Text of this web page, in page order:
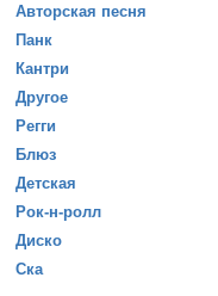
Авторская песня
Панк
Кантри
Другое
Регги
Блюз
Детская
Рок-н-ролл
Диско
Ска